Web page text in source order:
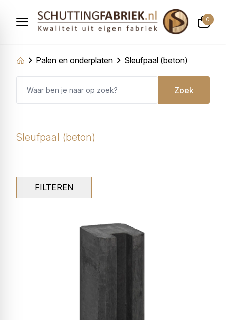
0
Palen en onderplaten Sleufpaal (beton)
Zoek
Sleufpaal (beton)
FILTEREN